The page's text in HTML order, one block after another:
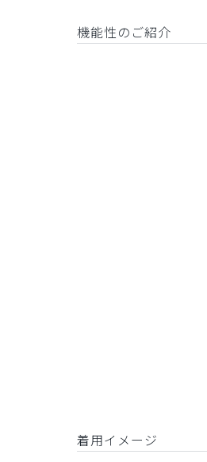
機能性のご紹介
着用イメージ